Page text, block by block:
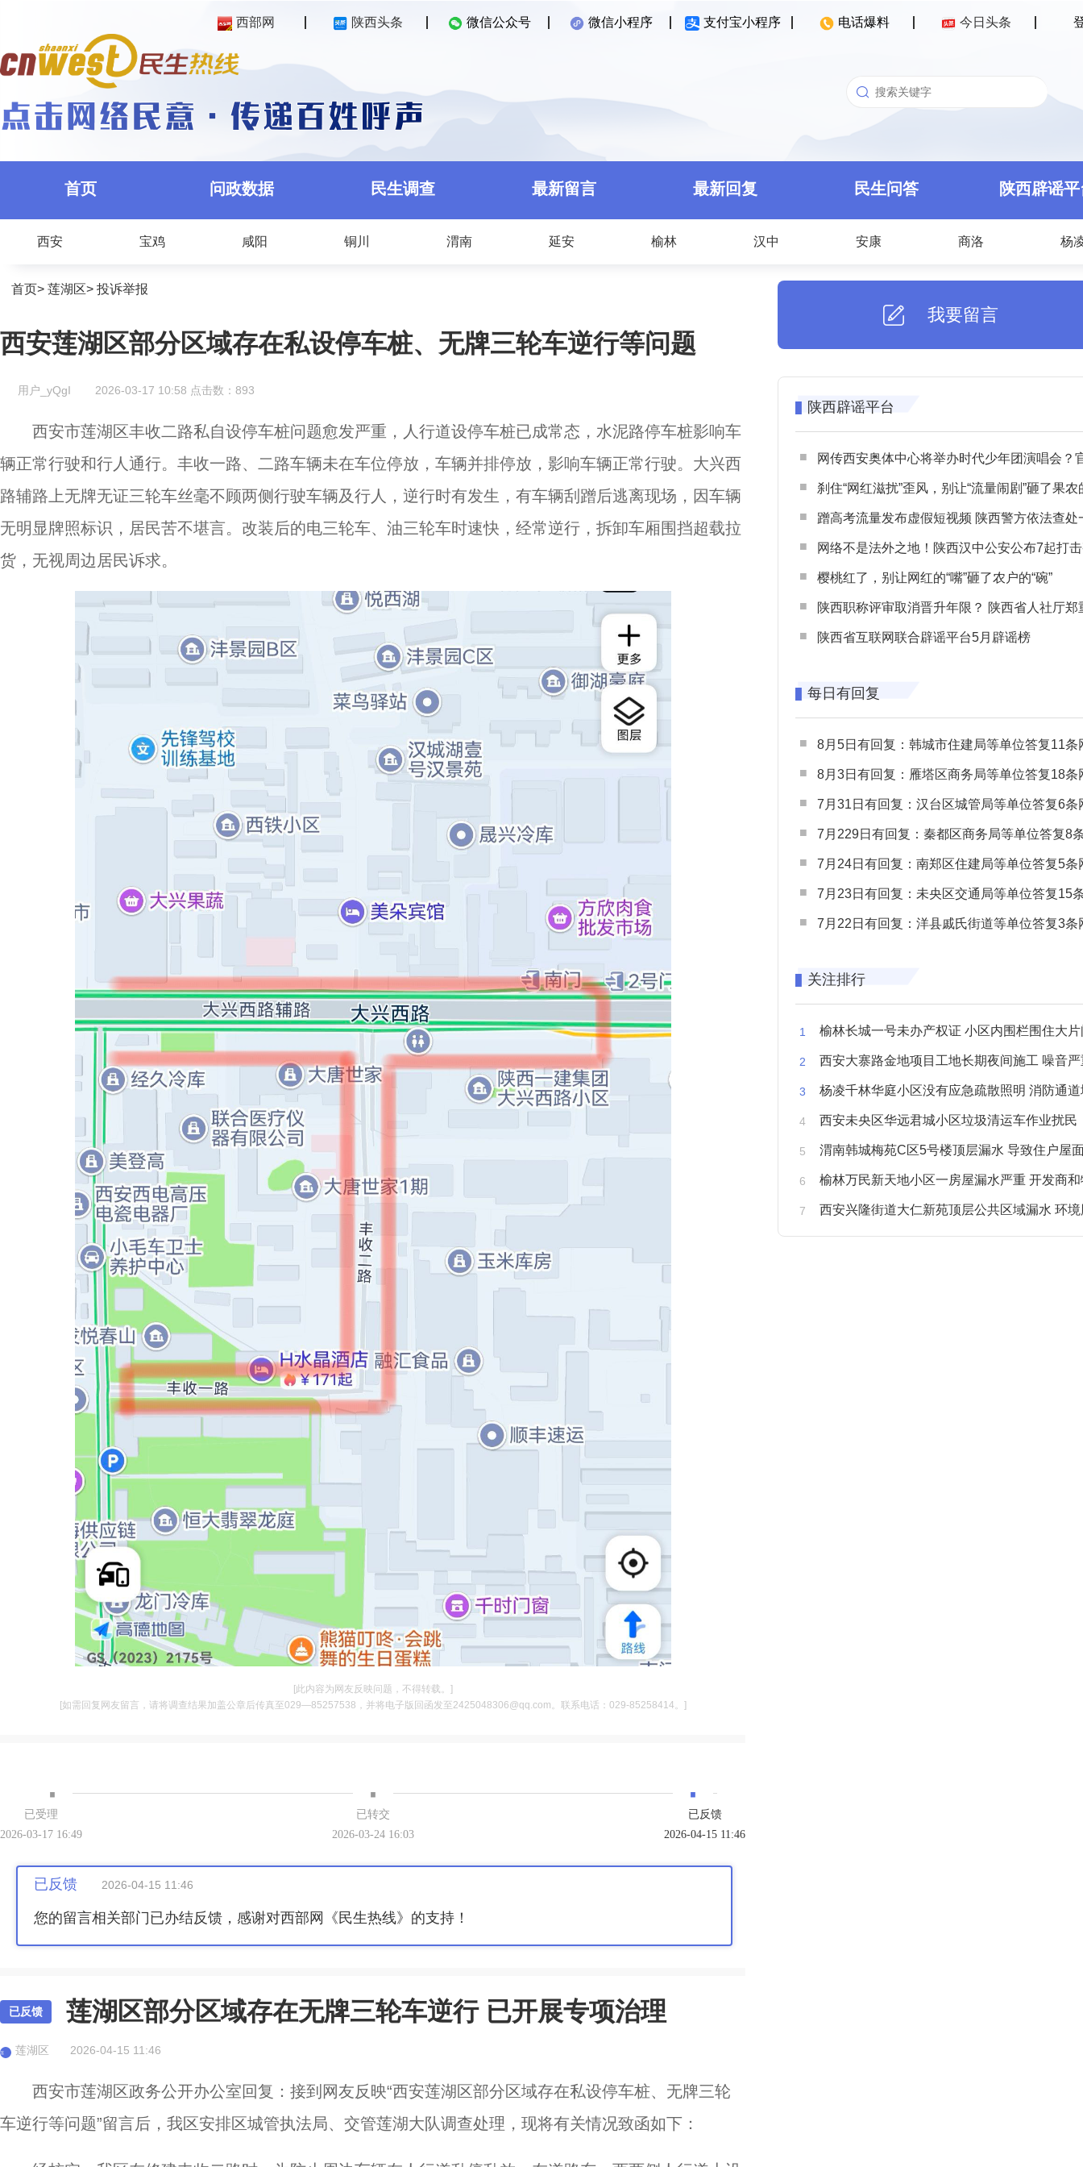
西部网 陕西头条 微信公众号 微信小程序 支付宝小程序 电话爆料 今日头条
首页 问政数据 民生调查 最新留言 最新回复 民生问答 陕西辟谣
西安 宝鸡 咸阳 铜川 渭南 延安 榆林 汉中 安康 商洛 杨
首页> 莲湖区> 投诉举报
西安莲湖区部分区域存在私设停车桩、无牌三轮车逆行等问题
用户_yQgI 2026-03-17 10:58 点击数： 893
西安市莲湖区丰收二路私自设停车桩问题愈发严重，人行道设停车桩已成常态，水泥路停车桩影响车
辆正常行驶和行人通行。丰收一路、二路车辆未在车位停放，车辆并排停放，影响车辆正常行驶。大兴西
路辅路上无牌无证三轮车丝毫不顾两侧行驶车辆及行人，逆行时有发生，有车辆刮蹭后逃离现场，因车辆
无明显牌照标识，居民苦不堪言。改装后的电三轮车、油三轮车时速快，经常逆行，拆卸车厢围挡超载拉
货，无视周边居民诉求。
[此内容为网友反映问题，不得转载。]
[如需回复网友留言，请将调查结果加盖公章后传真至029—85257538，并将电子版回函发至2425048306@qq.com。联系电话：029-85258414。]
· · ·
已受理
2026-03-17 16:49
已转交
2026-03-24 16:03
已反馈
2026-04-15 11:46
已反馈 2026-04-15 11:46
您的留言相关部门已办结反馈，感谢对西部网《民生热线》的支持！
已反馈 莲湖区部分区域存在无牌三轮车逆行 已开展专项治理
莲 莲湖区 2026-04-15 11:46
西安市莲湖区政务公开办公室回复：接到网友反映“西安莲湖区部分区域存在私设停车桩、无牌三轮
车逆行等问题”留言后，我区安排区城管执法局、交管莲湖大队调查处理，现将有关情况致函如下：
我要留言
陕西辟谣平台
网传西安奥体中心将举办时代少年团演唱会？官方回应：纯
刹住“网红滋扰”歪风，别让“流量闹剧”砸了果农
蹭高考流量发布虚假短视频 陕西警方依法查处一起涉高考网络
网络不是法外之地！陕西汉中公安公布7起打击整治网谣网暴典型
樱桃红了，别让网红的“嘴”砸了农户的“碗”
陕西职称评审取消晋升年限？ 陕西省人社厅郑重声明 谨防职称评审不实言
陕西省互联网联合辟谣平台5月辟谣榜
每日有回复
8月5日有回复：韩城市住建局等单位答复11条网民
8月3日有回复：雁塔区商务局等单位答复18条网民
7月31日有回复：汉台区城管局等单位答复6条网民
7月229日有回复：秦都区商务局等单位答复8条网民
7月24日有回复：南郑区住建局等单位答复5条网民
7月23日有回复：未央区交通局等单位答复15条网民
7月22日有回复：洋县戚氏街道等单位答复3条网民
关注排行
榆林长城一号未办产权证 小区内围栏围住大片闲置
西安大寨路金地项目工地长期夜间施工 噪音严重
杨凌千林华庭小区没有应急疏散照明 消防通
西安未央区华远君城小区垃圾清运车作业扰民
渭南韩城梅苑C区5号楼顶层漏水 导致住户屋面被
榆林万民新天地小区一房屋漏水严重 开发商和物业不予
西安兴隆街道大仁新苑顶层公共区域漏水 环